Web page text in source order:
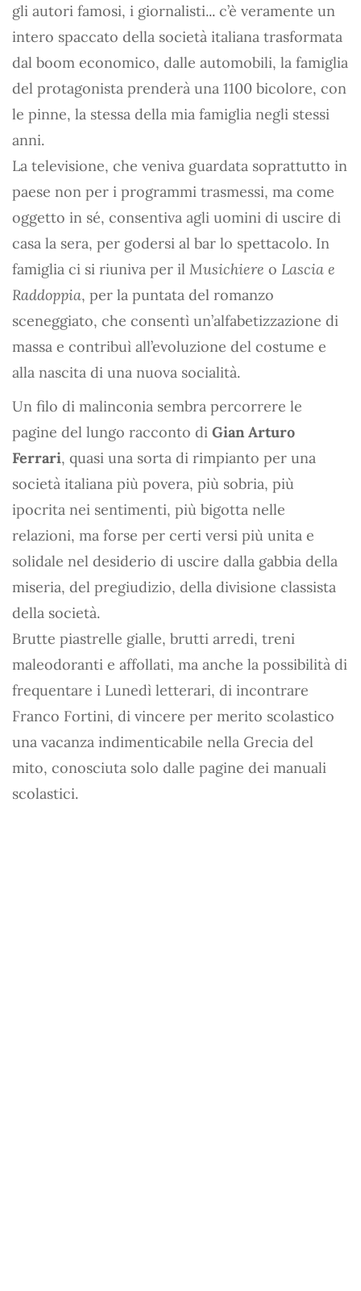
gli autori famosi, i giornalisti... c’è veramente un
intero spaccato della società italiana trasformata
dal boom economico, dalle automobili, la famiglia
del protagonista prenderà una 1100 bicolore, con
le pinne, la stessa della mia famiglia negli stessi
anni.
La televisione, che veniva guardata soprattutto in
paese non per i programmi trasmessi, ma come
oggetto in sé, consentiva agli uomini di uscire di
casa la sera, per godersi al bar lo spettacolo. In
famiglia ci si riuniva per il Musichiere o Lascia e
Raddoppia, per la puntata del romanzo
sceneggiato, che consentì un’alfabetizzazione di
massa e contribuì all’evoluzione del costume e
alla nascita di una nuova socialità.
Un filo di malinconia sembra percorrere le
pagine del lungo racconto di Gian Arturo
Ferrari, quasi una sorta di rimpianto per una
società italiana più povera, più sobria, più
ipocrita nei sentimenti, più bigotta nelle
relazioni, ma forse per certi versi più unita e
solidale nel desiderio di uscire dalla gabbia della
miseria, del pregiudizio, della divisione classista
della società.
Brutte piastrelle gialle, brutti arredi, treni
maleodoranti e affollati, ma anche la possibilità di
frequentare i Lunedì letterari, di incontrare
Franco Fortini, di vincere per merito scolastico
una vacanza indimenticabile nella Grecia del
mito, conosciuta solo dalle pagine dei manuali
scolastici.